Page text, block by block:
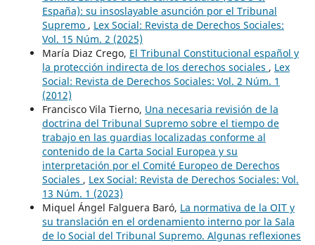
España): su insoslayable asunción por el Tribunal
Supremo , Lex Social: Revista de Derechos Sociales:
Vol. 15 Núm. 2 (2025)
María Diaz Crego, El Tribunal Constitucional español y
la protección indirecta de los derechos sociales , Lex
Social: Revista de Derechos Sociales: Vol. 2 Núm. 1
(2012)
Francisco Vila Tierno, Una necesaria revisión de la
doctrina del Tribunal Supremo sobre el tiempo de
trabajo en las guardias localizadas conforme al
contenido de la Carta Social Europea y su
interpretación por el Comité Europeo de Derechos
Sociales , Lex Social: Revista de Derechos Sociales: Vol.
13 Núm. 1 (2023)
Miquel Ángel Falguera Baró, La normativa de la OIT y
su translación en el ordenamiento interno por la Sala
de lo Social del Tribunal Supremo. Algunas reflexiones